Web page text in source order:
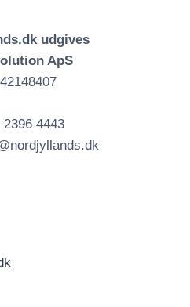
udgives
ApS
2396 4443